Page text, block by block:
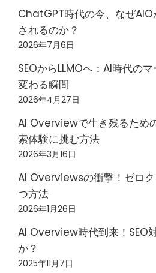
ChatGPT時代の今、なぜAIO
されるのか？
2026年7月6日
SEOからLLMOへ：AI時代の
変わる瞬間
2026年4月27日
AI Overviewで生き残るため
索体験に挑む方法
2026年3月16日
AI Overviewsの衝撃！ゼロ
つ方法
2026年1月26日
AI Overview時代到来！SEO
か？
2025年11月7日